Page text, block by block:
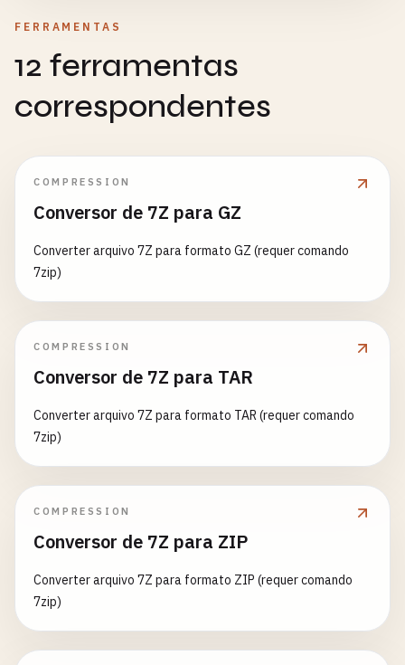
FERRAMENTAS
12 ferramentas
correspondentes
COMPRESSION
Conversor de 7Z para GZ
Converter arquivo 7Z para formato GZ (requer comando
7zip)
COMPRESSION
Conversor de 7Z para TAR
Converter arquivo 7Z para formato TAR (requer comando
7zip)
COMPRESSION
Conversor de 7Z para ZIP
Converter arquivo 7Z para formato ZIP (requer comando
7zip)